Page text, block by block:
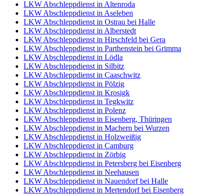
LKW Abschleppdienst in Altenroda
LKW Abschleppdienst in Aseleben
LKW Abschleppdienst in Ostrau bei Halle
LKW Abschleppdienst in Alberstedt
LKW Abschleppdienst in Hirschfeld bei Gera
LKW Abschleppdienst in Parthenstein bei Grimma
LKW Abschleppdienst in Lödla
LKW Abschleppdienst in Silbitz
LKW Abschleppdienst in Caaschwitz
LKW Abschleppdienst in Pölzig
LKW Abschleppdienst in Krosigk
LKW Abschleppdienst in Tegkwitz
LKW Abschleppdienst in Polenz
LKW Abschleppdienst in Eisenberg, Thüringen
LKW Abschleppdienst in Machern bei Wurzen
LKW Abschleppdienst in Holzweißig
LKW Abschleppdienst in Camburg
LKW Abschleppdienst in Zörbig
LKW Abschleppdienst in Petersberg bei Eisenberg
LKW Abschleppdienst in Neehausen
LKW Abschleppdienst in Nauendorf bei Halle
LKW Abschleppdienst in Mertendorf bei Eisenberg